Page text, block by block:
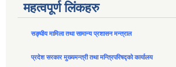
महत्वपूर्ण लिंकहरु
सङ्घीय मामिला तथा सामान्य प्रशासन मन्त्राल
प्रदेश सरकार मुख्यमन्त्री तथा मन्त्रिपरिषद्को कार्यालय